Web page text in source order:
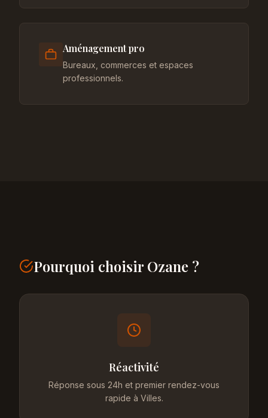
Aménagement pro
Bureaux, commerces et espaces
professionnels.
Pourquoi choisir Ozane ?
Réactivité
Réponse sous 24h et premier rendez-vous
rapide à Villes.